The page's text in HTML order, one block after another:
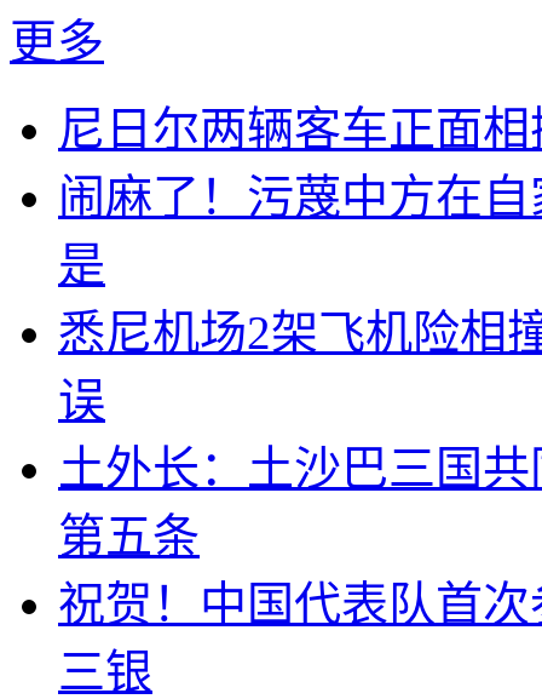
更多
尼日尔两辆客车正面
闹麻了！污蔑中方在
是
悉尼机场2架飞机险相
误
土外长：土沙巴三国
第五条
祝贺！中国代表队首
三银